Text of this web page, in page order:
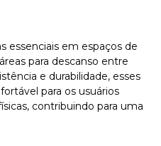
essenciais em espaços de
para descanso entre
e durabilidade, esses
para os usuários
contribuindo para uma